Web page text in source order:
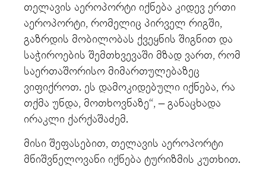
თელავის აეროპორტი იქნება კიდევ ერთი
აეროპორტი, რომელიც პირველ რიგში,
გაზრდის მობილობას ქვეყნის შიგნით და
საჭიროების შემთხვევაში მზად ვართ, რომ
საერთაშორისო მიმართულებაზეც
ვიფიქროთ. ეს დამოკიდებული იქნება, რა
თქმა უნდა, მოთხოვნაზე“, – განაცხადა
ირაკლი ქარქაშაძემ.
მისი შეფასებით, თელავის აეროპორტი
მნიშვნელოვანი იქნება ტურიზმის კუთხით.